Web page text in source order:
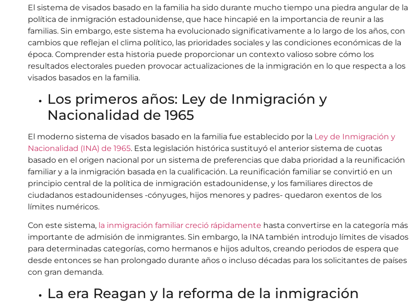
El sistema de visados basado en la familia ha sido durante mucho tiempo una piedra angular de la
política de inmigración estadounidense, que hace hincapié en la importancia de reunir a las
familias. Sin embargo, este sistema ha evolucionado significativamente a lo largo de los años, con
cambios que reflejan el clima político, las prioridades sociales y las condiciones económicas de la
época. Comprender esta historia puede proporcionar un contexto valioso sobre cómo los
resultados electorales pueden provocar actualizaciones de la inmigración en lo que respecta a los
visados basados en la familia.
Los primeros años: Ley de Inmigración y
Nacionalidad de 1965
El moderno sistema de visados basado en la familia fue establecido por la Ley de Inmigración y
Nacionalidad (INA) de 1965. Esta legislación histórica sustituyó el anterior sistema de cuotas
basado en el origen nacional por un sistema de preferencias que daba prioridad a la reunificación
familiar y a la inmigración basada en la cualificación. La reunificación familiar se convirtió en un
principio central de la política de inmigración estadounidense, y los familiares directos de
ciudadanos estadounidenses -cónyuges, hijos menores y padres- quedaron exentos de los
límites numéricos.
Con este sistema, la inmigración familiar creció rápidamente hasta convertirse en la categoría más
importante de admisión de inmigrantes. Sin embargo, la INA también introdujo límites de visados
para determinadas categorías, como hermanos e hijos adultos, creando periodos de espera que
desde entonces se han prolongado durante años o incluso décadas para los solicitantes de países
con gran demanda.
La era Reagan y la reforma de la inmigración